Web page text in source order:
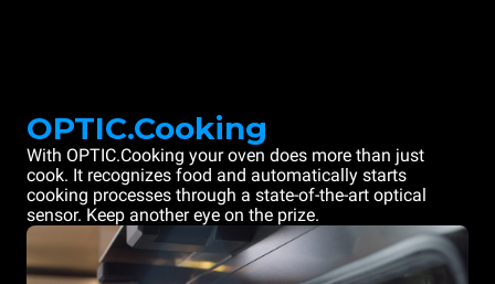
OPTIC.Cooking
With OPTIC.Cooking your oven does more than just
cook. It recognizes food and automatically starts
cooking processes through a state-of-the-art optical
sensor. Keep another eye on the prize.